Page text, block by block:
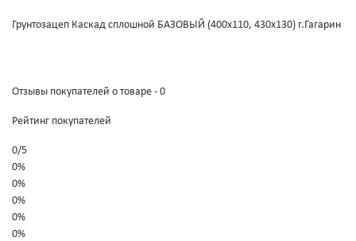
Грунтозацеп Каскад сплошной БАЗОВЫЙ (400х110, 430х130) г.Гагарин
Отзывы покупателей о товаре - 0
Рейтинг покупателей
0/5
0%
0%
0%
0%
0%